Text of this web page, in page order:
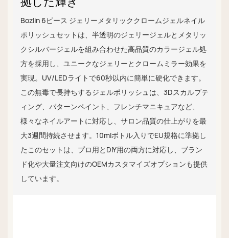
Bozlin 6ピース ジェリーメタリッククロームジェルネイル
ポリッシュセットは、半透明のジェリージェルとメタリッ
クシルバージェルを組み合わせた高品質のカラージェル処
方を採用し、ユニークなジェリーとクロームミラー効果を
実現。UV/LEDライトで60秒以内に簡単に硬化できます。
この無毒で長持ちするジェルポリッシュは、3Dスカルプテ
ィング、パターンペイント、フレンチマニキュアなど、
様々なネイルアートに対応し、サロン品質の仕上がりを最
大3週間持続させます。10mlボトル入りでEU規格に準拠し
たこのセットは、プロ用とDIY用の両方に対応し、ブラン
ド化や大量注文向けのOEMカスタマイズオプションも提供
しています。